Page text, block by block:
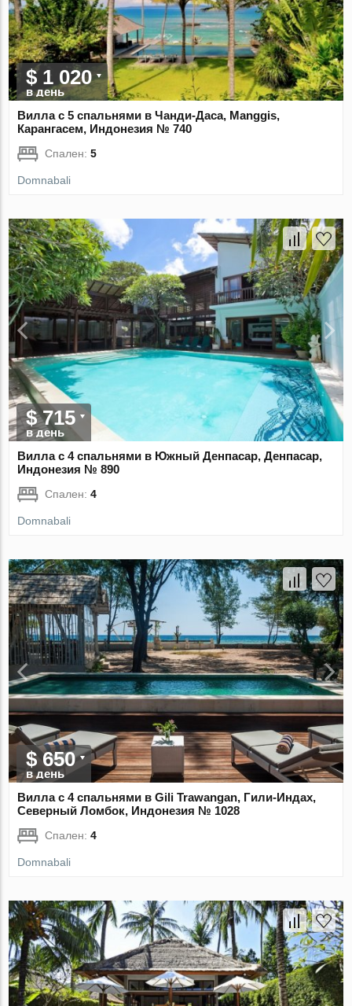
$ 1 020
в день
Вилла с 5 спальнями в Чанди-Даса, Manggis,
Карангасем, Индонезия № 740
Спален:5
Domnabali
$ 715
в день
Вилла с 4 спальнями в Южный Денпасар, Денпасар,
Индонезия № 890
Спален:4
Domnabali
$ 650
в день
Вилла с 4 спальнями в Gili Trawangan, Гили-Индах,
Северный Ломбок, Индонезия № 1028
Спален:4
Domnabali